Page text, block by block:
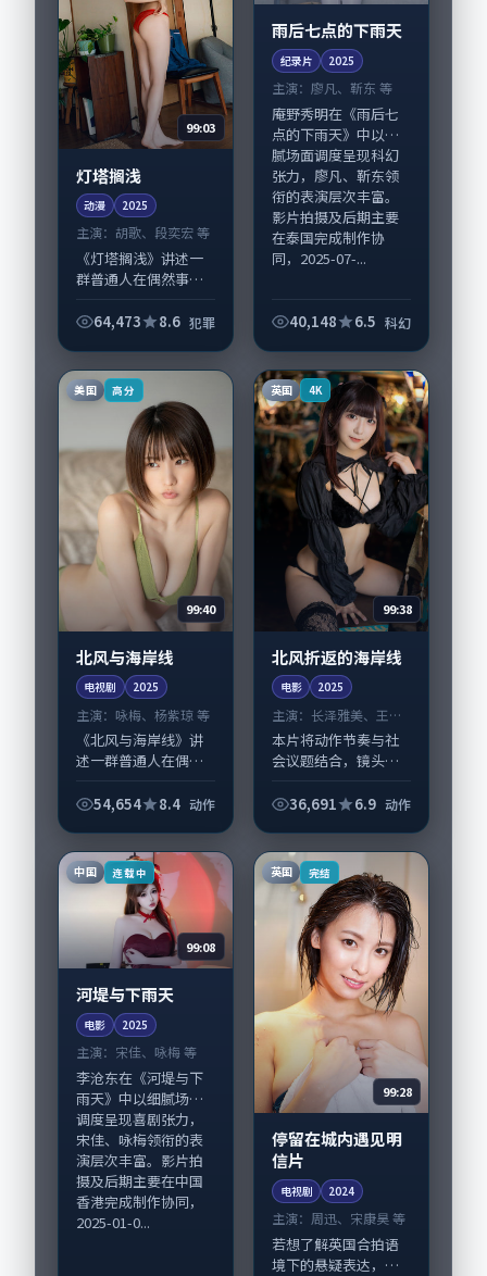
99:03
灯塔搁浅
动漫 2025
主演： 胡歌、段奕宏 等
《灯塔搁浅》讲述一
群普通人在偶然事件
的故事，犯罪类型元
擅长留白叙事，胡
歌、段奕宏的情感拿
64,473 8.6 犯罪
雨后七点的下雨天
纪录片 2025
主演：廖凡、靳东 等
庵野秀明在《雨后七
点的下雨天》中以细
腻场面调度呈现科幻
张力，廖凡、靳东领
衔的表演层次丰富。
影片拍摄及后期主要
在泰国完成制作协
同，2025-07-...
40,148 6.5 科幻
美国 高分
99:40
北风与海岸线
电视剧 2025
主演： 咏梅、杨紫琼 等
《北风与海岸线》讲
述一群普通人在偶然
轨迹的故事，动作类
野秀明擅长留白叙
事，咏梅、杨紫琼的
54,654 8.4 动作
英国 4K
99:38
北风折返的海岸线
电影 2025
主演： 长泽雅美、王凯
等
本片将动作节奏与社
会议题结合，镜头语
《北风折返的海岸
凯担纲主线；取景与
声音设计凸显英国城
市质...
36,691 6.9 动作
中国 连载中
99:08
河堤与下雨天
电影 2025
主演： 宋佳、咏梅 等
李沧东在《河堤与下
雨天》中以细腻场面
调度呈现喜剧张力，
宋佳、咏梅领衔的表
演层次丰富。影片拍
摄及后期主要在中国
香港完成制作协同，
2025-01-0...
英国 完结
99:28
停留在城内遇见明
信片
电视剧 2024
主演： 周迅、宋康昊 等
若想了解英国合拍语
境下的悬疑表达，